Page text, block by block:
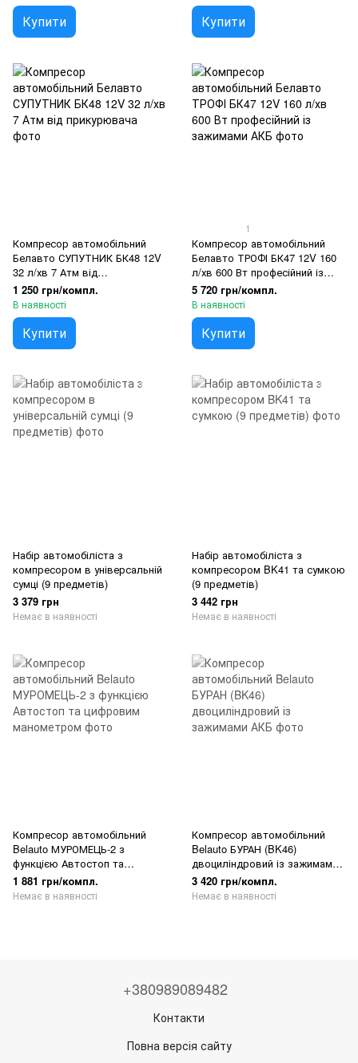
Купити Купити
Компресор автомобільний
Белавто СУПУТНИК БК48 12V
32 л/хв 7 Атм від
прикурювача
1 250 грн/компл.
В наявності
Купити
1
Компресор автомобільний
Белавто ТРОФІ БК47 12V 160
л/хв 600 Вт професійний із
зажимами АКБ
5 720 грн/компл.
В наявності
Купити
Набір автомобіліста з
компресором в універсальній
сумці (9 предметів)
3 379 грн
Немає в наявності
Набір автомобіліста з
компресором BK41 та сумкою
(9 предметів)
3 442 грн
Немає в наявності
Компресор автомобільний
Belauto МУРОМЕЦЬ-2 з
функцією Автостоп та
цифровим манометром
1 881 грн/компл.
Немає в наявності
Компресор автомобільний
Belauto БУРАН (BK46)
двоциліндровий із зажимами
АКБ
3 420 грн/компл.
Немає в наявності
+380989089482
Контакти
Повна версія сайту